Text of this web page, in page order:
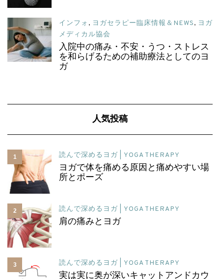
インフォ , ヨガセラピー臨床情報＆NEWS, ヨガ
メディカル協会
入院中の痛み・不安・うつ・ストレス
を和らげるための補助療法としてのヨ
ガ
人気投稿
1 読んで深めるヨガ | YOGA THERAPY
ヨガで体を痛める原因と痛めやすい場
所とポーズ
2 読んで深めるヨガ | YOGA THERAPY
肩の痛みとヨガ
3 読んで深めるヨガ | YOGA THERAPY
実は実に奥が深いキャットアンドカウ